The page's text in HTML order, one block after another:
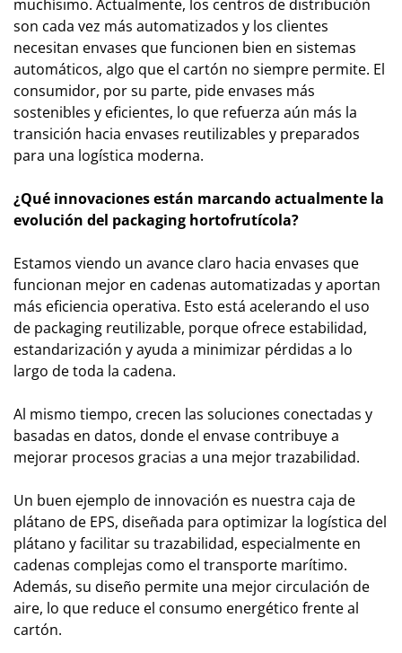
muchísimo. Actualmente, los centros de distribución
son cada vez más automatizados y los clientes
necesitan envases que funcionen bien en sistemas
automáticos, algo que el cartón no siempre permite. El
consumidor, por su parte, pide envases más
sostenibles y eficientes, lo que refuerza aún más la
transición hacia envases reutilizables y preparados
para una logística moderna.
¿Qué innovaciones están marcando actualmente la
evolución del packaging hortofrutícola?
Estamos viendo un avance claro hacia envases que
funcionan mejor en cadenas automatizadas y aportan
más eficiencia operativa. Esto está acelerando el uso
de packaging reutilizable, porque ofrece estabilidad,
estandarización y ayuda a minimizar pérdidas a lo
largo de toda la cadena.
Al mismo tiempo, crecen las soluciones conectadas y
basadas en datos, donde el envase contribuye a
mejorar procesos gracias a una mejor trazabilidad.
Un buen ejemplo de innovación es nuestra caja de
plátano de EPS, diseñada para optimizar la logística del
plátano y facilitar su trazabilidad, especialmente en
cadenas complejas como el transporte marítimo.
Además, su diseño permite una mejor circulación de
aire, lo que reduce el consumo energético frente al
cartón.